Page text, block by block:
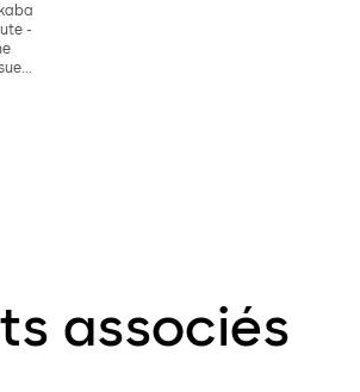
-
associés